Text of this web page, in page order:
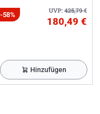
UVP:425,79€
-58%
180,49 €
Hinzufügen